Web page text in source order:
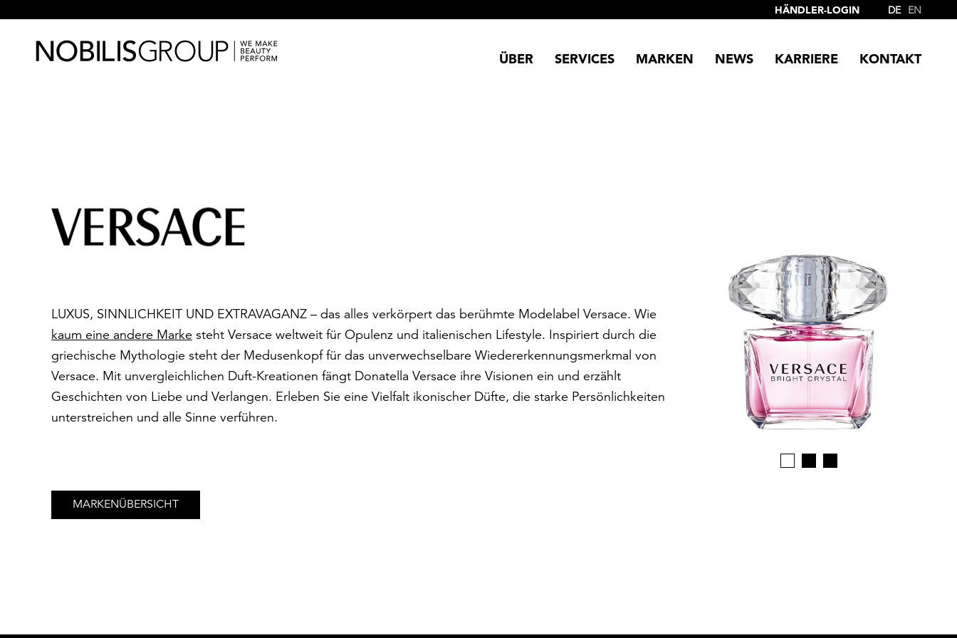
DE EN
HÄNDLER-LOGIN
ÜBER SERVICES MARKEN NEWS KARRIERE KONTAKT
LUXUS, SINNLICHKEIT UND EXTRAVAGANZ – das alles verkörpert das berühmte Modelabel Versace. Wie
kaum eine andere Marke steht Versace weltweit für Opulenz und italienischen Lifestyle. Inspiriert durch die
griechische Mythologie steht der Medusenkopf für das unverwechselbare Wiedererkennungsmerkmal von
Versace. Mit unvergleichlichen Duft-Kreationen fängt Donatella Versace ihre Visionen ein und erzählt
Geschichten von Liebe und Verlangen. Erleben Sie eine Vielfalt ikonischer Düfte, die starke Persönlichkeiten
unterstreichen und alle Sinne verführen.
MARKENÜBERSICHT